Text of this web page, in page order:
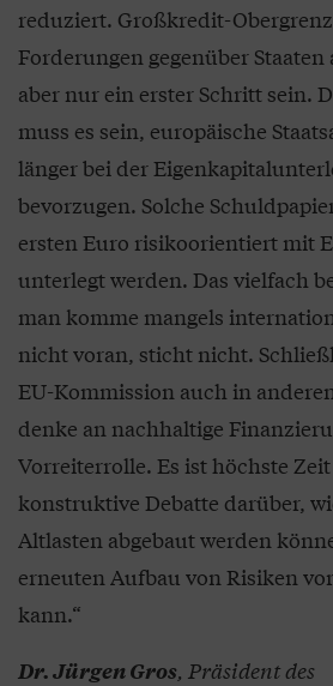
reduziert. Großkredit-
Forderungen gegenüber
aber nur ein erster Schritt sein.
muss es sein, europäische
länger bei der
bevorzugen. Solche
ersten Euro risikoorientiert mit
unterlegt werden. Das vielfach
man komme mangels
nicht voran, sticht nicht.
EU-Kommission auch in
denke an nachhaltige
Vorreiterrolle. Es ist höchste
konstruktive Debatte darüber,
Altlasten abgebaut werden
erneuten Aufbau von Risiken
kann.“
Dr. Jürgen Gros, Präsident des